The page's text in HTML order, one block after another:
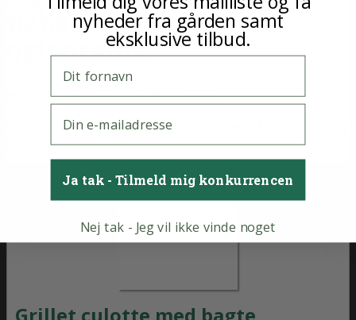
peberfrugter og
ostecreme
|Culotte,opskrifter |No Comments
Sådan laver du en lækker grillet culotte med bagte kartofler, hvidløg,
peberfrugter og ostecreme
nyheder fra gården samt
eksklusive tilbud.
Ja tak - Tilmeld mig konkurrencen
Nej tak - Jeg vil ikke vinde noget